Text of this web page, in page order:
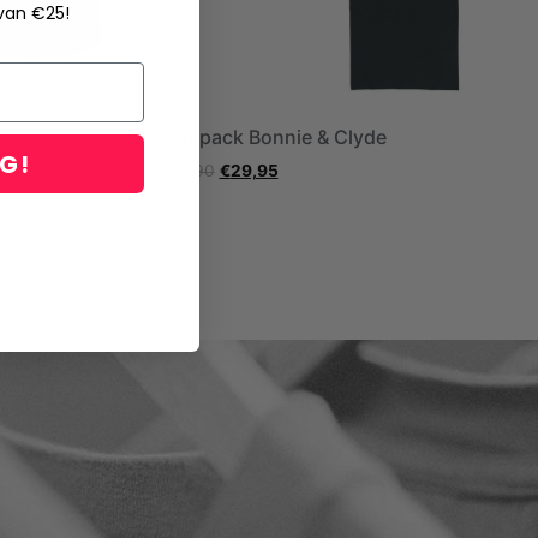
Duo pack Bonnie & Clyde
49,90 €29,95
€25!